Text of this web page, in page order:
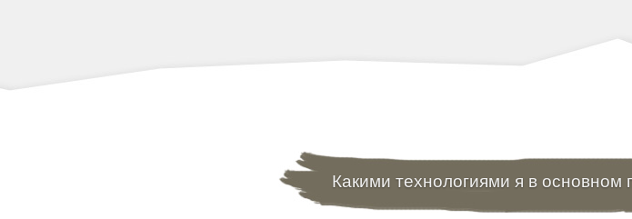
Какими технологиями я в основном